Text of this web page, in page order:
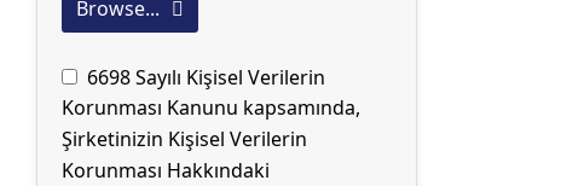
Browse...
6698 Sayılı Kişisel Verilerin
Korunması Kanunu kapsamında,
Şirketinizin Kişisel Verilerin
Korunması Hakkındaki